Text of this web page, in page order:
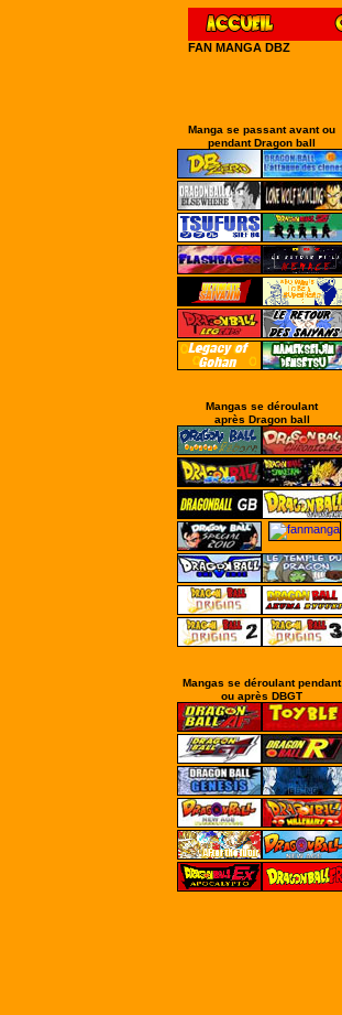
FAN MANGA DBZ
Manga se passant avant ou
pendant Dragon ball
Mangas se déroulant
après Dragon ball
Mangas se déroulant pendant
ou après DBGT